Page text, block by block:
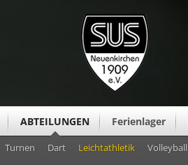
ABTEILUNGEN Ferienlager
Turnen Dart Leichtathletik Volleyball